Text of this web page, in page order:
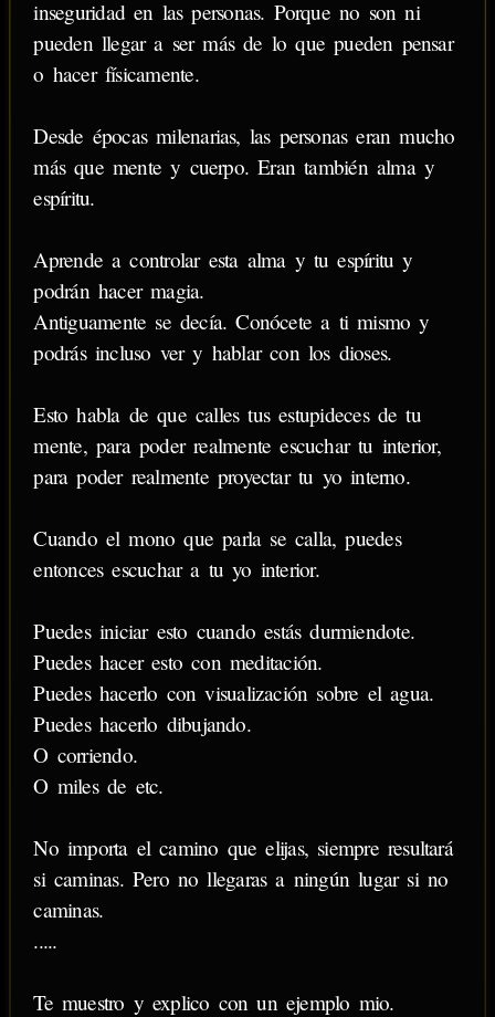
inseguridad en las personas. Porque no son ni
pueden llegar a ser más de lo que pueden pensar
o hacer físicamente.
Desde épocas milenarias, las personas eran mucho
más que mente y cuerpo. Eran también alma y
espíritu.
Aprende a controlar esta alma y tu espíritu y
podrán hacer magia.
Antiguamente se decía. Conócete a ti mismo y
podrás incluso ver y hablar con los dioses.
Esto habla de que calles tus estupideces de tu
mente, para poder realmente escuchar tu interior,
para poder realmente proyectar tu yo interno.
Cuando el mono que parla se calla, puedes
entonces escuchar a tu yo interior.
Puedes iniciar esto cuando estás durmiendote.
Puedes hacer esto con meditación.
Puedes hacerlo con visualización sobre el agua.
Puedes hacerlo dibujando.
O corriendo.
O miles de etc.
No importa el camino que elijas, siempre resultará
si caminas. Pero no llegaras a ningún lugar si no
caminas.
.....
Te muestro y explico con un ejemplo mio.